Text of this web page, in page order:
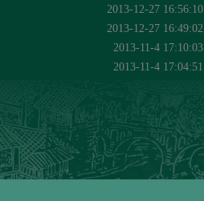
2013-12-27 16:56:10
2013-12-27 16:49:02
2013-11-4 17:10:03
2013-11-4 17:04:51